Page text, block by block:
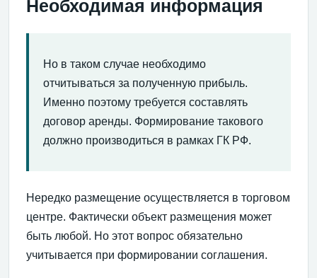
Необходимая информация
Но в таком случае необходимо
отчитываться за полученную прибыль.
Именно поэтому требуется составлять
договор аренды. Формирование такового
должно производиться в рамках ГК РФ.
Нередко размещение осуществляется в торговом
центре. Фактически объект размещения может
быть любой. Но этот вопрос обязательно
учитывается при формировании соглашения.